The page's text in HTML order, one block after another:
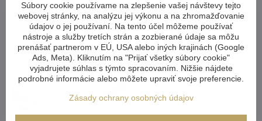
Ktorýkoľvek krištáľový luster z
našej ponuky vám môžeme
upraviť na mieru
Súbory cookie používame na zlepšenie vašej návštevy tejto
webovej stránky, na analýzu jej výkonu a na zhromažďovanie
údajov o jej používaní. Na tento účel môžeme používať
nástroje a služby tretích strán a zozbierané údaje sa môžu
prenášať partnerom v EÚ, USA alebo iných krajinách (Google
Ads, Meta). Kliknutím na "Prijať všetky súbory cookie"
vyjadrujete súhlas s týmto spracovaním. Nižšie nájdete
podrobné informácie alebo môžete upraviť svoje preferencie.
Zásady ochrany osobných údajov